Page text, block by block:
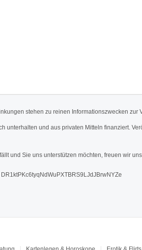
stehen zu reinen Informationszwecken
unterhalten und aus privaten Mitteln finanziert.
und Sie uns unterstützen möchten, freuen wir